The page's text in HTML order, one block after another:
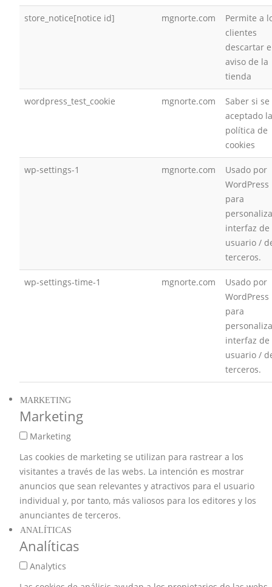
store_notice[notice id] mgnorte.com
Permite a
clientes
descartar
aviso de la
tienda
wordpress_test_cookie mgnorte.com
Saber si
aceptado la
política de
cookies
wp-settings-1 mgnorte.com
Usado por
WordPress
para
interfaz de
usuario /
terceros.
wp-settings-time-1 mgnorte.com
Usado por
WordPress
para
interfaz de
usuario /
terceros.
MARKETING
Marketing
Marketing
Las cookies de marketing se utilizan para rastrear a los
visitantes a través de las webs. La intención es mostrar
anuncios que sean relevantes y atractivos para el usuario
individual y, por tanto, más valiosos para los editores y los
anunciantes de terceros.
ANALÍTICAS
Analíticas
Analytics